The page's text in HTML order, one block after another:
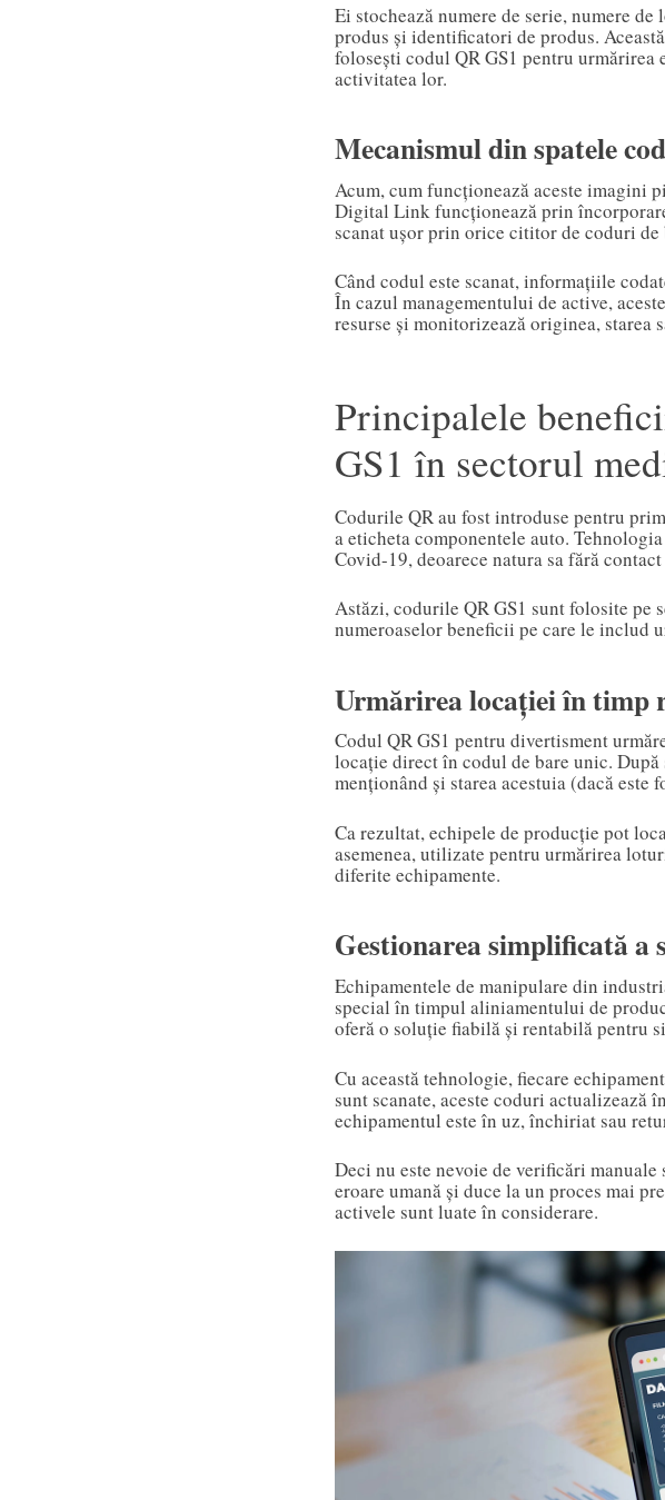
Ei stochează numere de serie, numere
produs și identificatori de produs.
folosești codul QR GS1 pentru
activitatea lor.
Mecanismul din spatele
Acum, cum funcționează aceste imagini
Digital Link funcționează prin
scanat ușor prin orice cititor de coduri de
Când codul este scanat, informațiile
În cazul managementului de active,
resurse și monitorizează originea, starea
Principalele
GS1 în sectorul
Codurile QR au fost introduse pentru
a eticheta componentele auto.
Covid-19, deoarece natura sa fără
Astăzi, codurile QR GS1 sunt folosite pe
numeroaselor beneficii pe care le includ
Urmărirea locației în timp
Codul QR GS1 pentru divertisment
locație direct în codul de bare unic.
menționând și starea acestuia (dacă este
Ca rezultat, echipele de producție pot
asemenea, utilizate pentru urmărirea
diferite echipamente.
Gestionarea simplificată a
Echipamentele de manipulare din
special în timpul aliniamentului de
oferă o soluție fiabilă și rentabilă pentru
Cu această tehnologie, fiecare
sunt scanate, aceste coduri
echipamentul este în uz, închiriat sau
Deci nu este nevoie de verificări
eroare umană și duce la un proces mai
activele sunt luate în considerare.